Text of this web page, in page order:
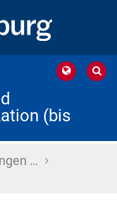
(bis
… ›